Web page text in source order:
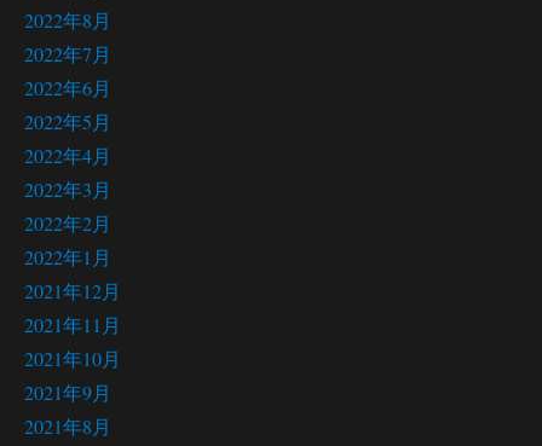
2022年8月
2022年7月
2022年6月
2022年5月
2022年4月
2022年3月
2022年2月
2022年1月
2021年12月
2021年11月
2021年10月
2021年9月
2021年8月